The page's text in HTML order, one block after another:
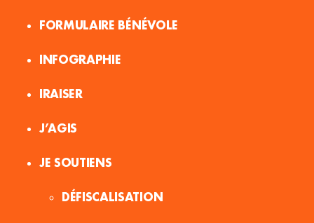
FORMULAIRE BÉNÉVOLE
INFOGRAPHIE
IRAISER
J’AGIS
JE SOUTIENS
DÉFISCALISATION